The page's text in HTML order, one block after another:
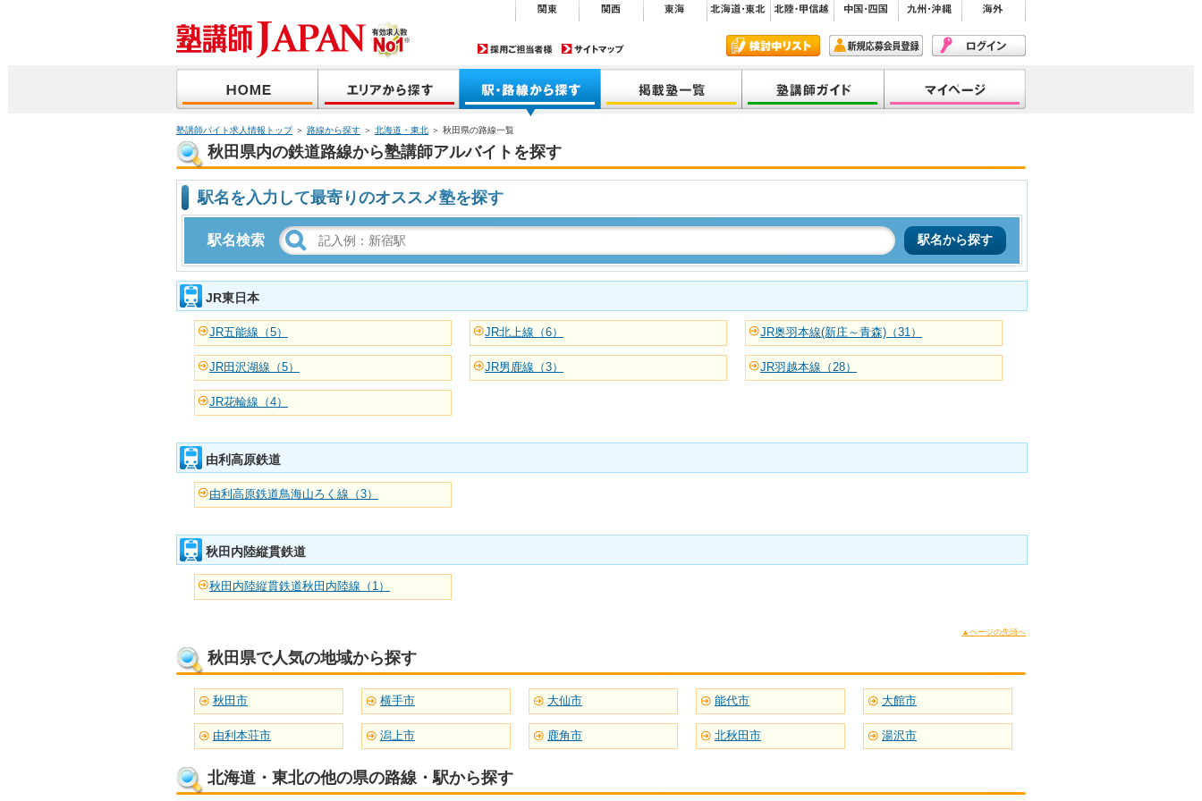
塾講師バイト求人情報トップ＞ 路線から探す ＞ 北海道・東北 ＞ 秋田県の路線一覧
秋田県内の鉄道路線から塾講師アルバイトを探す
駅名を入力して最寄りのオススメ塾を探す
駅名検索
JR東日本
JR五能線（5） JR北上線（6） JR奥羽本線(新庄～青森)（31）
JR田沢湖線（5） JR男鹿線（3） JR羽越本線（28）
JR花輪線（4）
由利高原鉄道
由利高原鉄道鳥海山ろく線（3）
秋田内陸縦貫鉄道
秋田内陸縦貫鉄道秋田内陸線（1）
▲ページの先頭へ
秋田県で人気の地域から探す
秋田市 横手市 大仙市 能代市 大館市
由利本荘市 潟上市 鹿角市 北秋田市 湯沢市
北海道・東北の他の県の路線・駅から探す